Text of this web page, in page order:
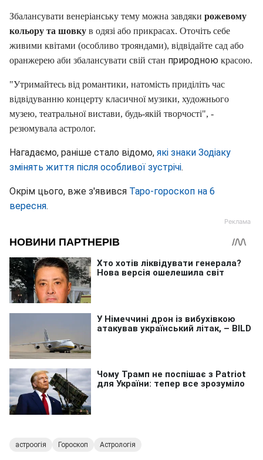
Збалансувати венеріанську тему можна завдяки рожевому
кольору та шовку в одязі або прикрасах. Оточіть себе
живими квітами (особливо трояндами), відвідайте сад або
оранжерею аби збалансувати свій стан природною красою.
"Утримайтесь від романтики, натомість приділіть час
відвідуванню концерту класичної музики, художнього
музею, театральної вистави, будь-якій творчості", -
резюмувала астролог.
Нагадаємо, раніше стало відомо, які знаки Зодіаку
змінять життя після особливої зустрічі.
Окрім цього, вже з'явився Таро-гороскоп на 6
вересня.
астроогія Гороскоп Астрологія